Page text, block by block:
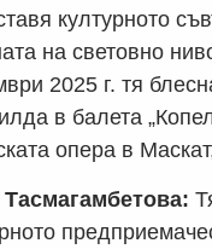
културното
на световно
2025 г. тя
в балета
опера в